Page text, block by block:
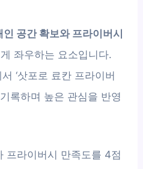
인 공간 확보와 프라이버시
좌우하는 요소입니다.
‘삿포로 료칸 프라이버
록하며 높은 관심을 반영
프라이버시 만족도를 4점